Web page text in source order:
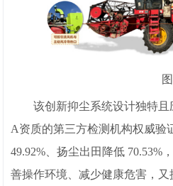
该创新抑尘系统设计独特
A资质的第三方检测机构权威验
49.92%、扬尘出田降低 70.53%
善操作环境、减少健康危害，又